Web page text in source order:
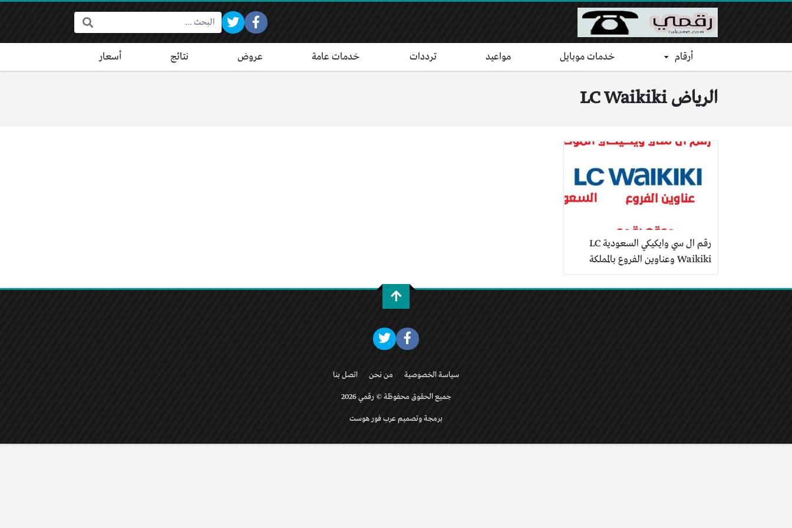
البحث:
أرقام خدمات موبايل مواعيد ترددات خدمات عامة عروض نتائج أسعار
الرياض LC Waikiki
رقم ال سي وايكيكي السعودية LC
Waikiki وعناوين الفروع بالمملكة
سياسة الخصوصية من نحن اتصل بنا
جميع الحقوق محفوظة © رقمي 2026
برمجة وتصميم عرب فور هوست